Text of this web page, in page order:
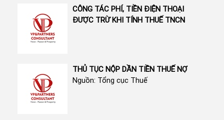
CÔNG TÁC PHÍ, TIỀN ĐIỆN THOẠI
ĐƯỢC TRỪ KHI TÍNH THUẾ TNCN
THỦ TỤC NỘP DẦN TIỀN THUẾ NỢ
Nguồn: Tổng cục Thuế